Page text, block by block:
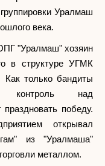
Уралмаш
века.
"Уралмаш" хозяин
в структуре УГМК
Как только бандиты
контроль над
победу.
открывал
из "Уралмаша"
металлом.